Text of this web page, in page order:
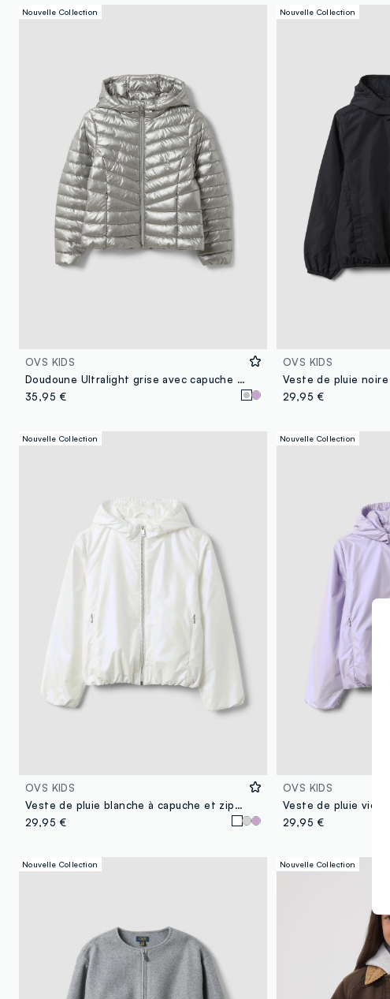
Nouvelle Collection
OVS KIDS
Doudoune Ultralight grise avec capuche et zip pour fille
35,95 €
Nouvelle Collection
OVS KIDS
29,95 €
Nouvelle Collection
OVS KIDS
Veste de pluie blanche à capuche et zip pour fille
29,95 €
Nouvelle Collection
OVS KIDS
29,95 €
Nouvelle Collection Nouvelle Collection